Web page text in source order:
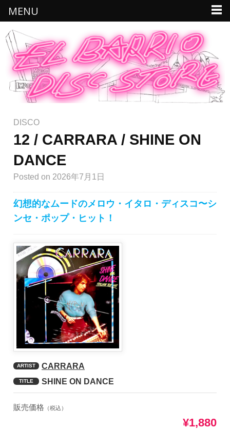
DISCO
12 / CARRARA / SHINE ON
DANCE
Posted on 2026年7月1日
幻想的なムードのメロウ・イタロ・ディスコ〜シ
ンセ・ポップ・ヒット！
ARTIST CARRARA
TITLE SHINE ON DANCE
販売価格 （税込）
¥1,880
MENU